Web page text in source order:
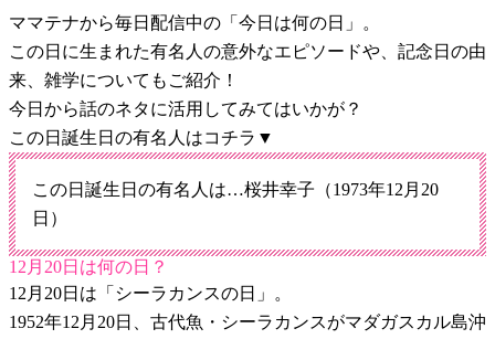
ママテナから毎日配信中の「今日は何の日」。
この日に生まれた有名人の意外なエピソードや、記念日の由
来、雑学についてもご紹介！
今日から話のネタに活用してみてはいかが？
この日誕生日の有名人はコチラ▼
この日誕生日の有名人は…桜井幸子（1973年12月20
日）
12月20日は何の日？
12月20日は「シーラカンスの日」。
1952年12月20日、古代魚・シーラカンスがマダガスカル島沖